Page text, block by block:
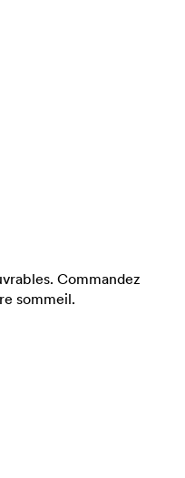
Commandez
sommeil.